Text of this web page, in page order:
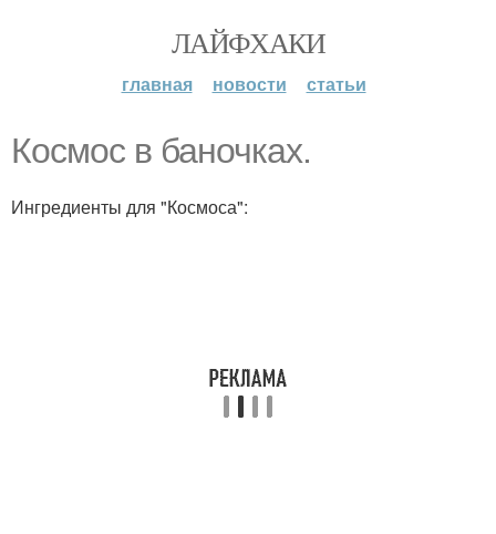
ЛАЙФХАКИ
главная новости статьи
Космос в баночках.
Ингредиенты для "Космоса":